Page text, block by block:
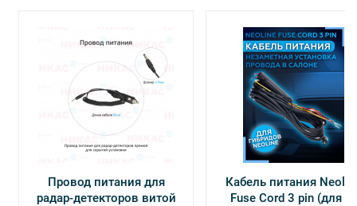
Провод питания для
радар-детекторов витой
Кабель питания
Fuse Cord 3 pin (для Х-